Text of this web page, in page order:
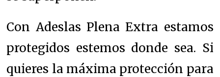
Con Adeslas Plena Extra estamos
protegidos estemos donde sea. Si
quieres la máxima protección para